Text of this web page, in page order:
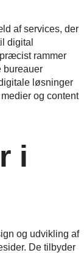
af services, der
digital
rammer
bureauer
løsninger
og content
i
og udvikling af
De tilbyder